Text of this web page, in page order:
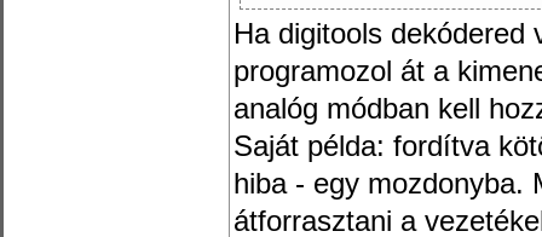
Ha digitools dekódered
programozol át a
analóg módban kell
Saját példa: fordítva
hiba - egy mozdonyba.
átforrasztani a